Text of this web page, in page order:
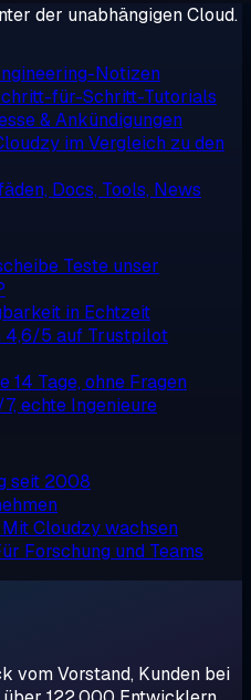
der unabhängigen Cloud.
Notizen
für-Schritt-Tutorials
& Ankündigungen
im Vergleich zu den
Docs, Tools, News
Teste unser
in Echtzeit
4,6/5 auf Trustpilot
14 Tage, ohne Fragen
echte Ingenieure
seit 2008
Mit Cloudzy wachsen
Forschung und Teams
vom Vorstand, Kunden bei